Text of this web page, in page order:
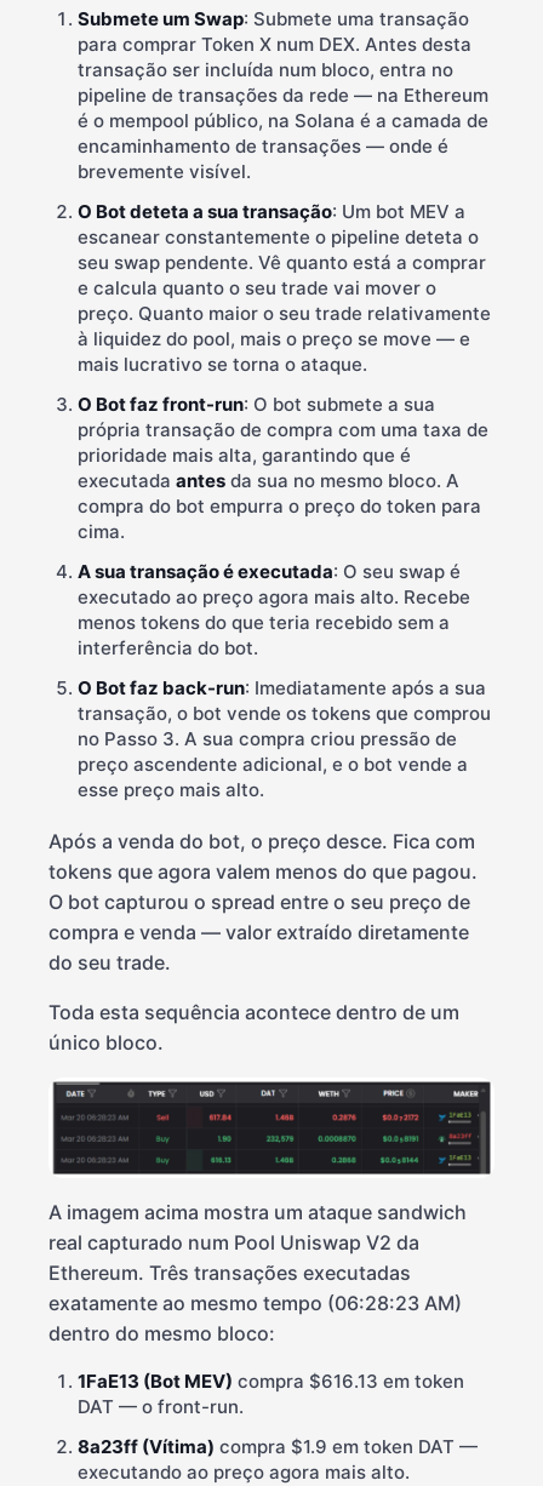
Submete um Swap: Submete uma transação
para comprar Token X num DEX. Antes desta
transação ser incluída num bloco, entra no
pipeline de transações da rede — na Ethereum
é o mempool público, na Solana é a camada de
encaminhamento de transações — onde é
brevemente visível.
O Bot deteta a sua transação: Um bot MEV a
escanear constantemente o pipeline deteta o
seu swap pendente. Vê quanto está a comprar
e calcula quanto o seu trade vai mover o
preço. Quanto maior o seu trade relativamente
à liquidez do pool, mais o preço se move — e
mais lucrativo se torna o ataque.
O Bot faz front-run: O bot submete a sua
própria transação de compra com uma taxa de
prioridade mais alta, garantindo que é
executada antes da sua no mesmo bloco. A
compra do bot empurra o preço do token para
cima.
A sua transação é executada: O seu swap é
executado ao preço agora mais alto. Recebe
menos tokens do que teria recebido sem a
interferência do bot.
O Bot faz back-run: Imediatamente após a sua
transação, o bot vende os tokens que comprou
no Passo 3. A sua compra criou pressão de
preço ascendente adicional, e o bot vende a
esse preço mais alto.
Após a venda do bot, o preço desce. Fica com
tokens que agora valem menos do que pagou.
O bot capturou o spread entre o seu preço de
compra e venda — valor extraído diretamente
do seu trade.
Toda esta sequência acontece dentro de um
único bloco.
A imagem acima mostra um ataque sandwich
real capturado num Pool Uniswap V2 da
Ethereum. Três transações executadas
exatamente ao mesmo tempo (06:28:23 AM)
dentro do mesmo bloco:
1FaE13 (Bot MEV) compra $616.13 em token
DAT — o front-run.
8a23ff (Vítima) compra $1.9 em token DAT —
executando ao preço agora mais alto.